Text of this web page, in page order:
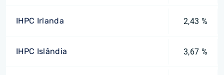
IHPC Irlanda 2,43 %
IHPC Islândia 3,67 %